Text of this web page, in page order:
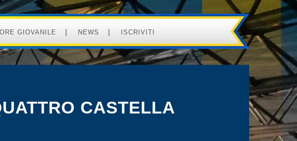
GIOVANILE NEWS ISCRIVITI
CASTELLA